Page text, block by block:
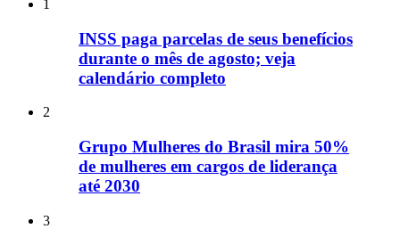
1
INSS paga parcelas de seus benefícios
durante o mês de agosto; veja
calendário completo
2
Grupo Mulheres do Brasil mira 50%
de mulheres em cargos de liderança
até 2030
3